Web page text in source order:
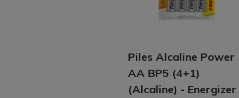
Piles Alcaline Power
AA BP5 (4+1)
(Alcaline) - Energizer